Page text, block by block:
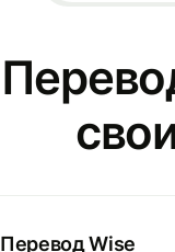
Перевод Wise